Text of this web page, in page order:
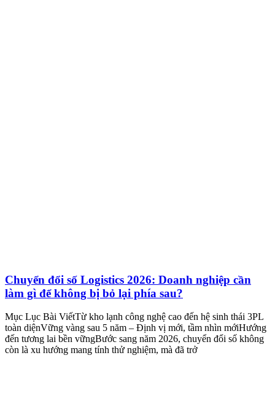
Chuyển đổi số Logistics 2026: Doanh nghiệp cần
làm gì để không bị bỏ lại phía sau?
Mục Lục Bài ViếtTừ kho lạnh công nghệ cao đến hệ sinh thái 3PL
toàn diệnVững vàng sau 5 năm – Định vị mới, tầm nhìn mớiHướng
đến tương lai bền vữngBước sang năm 2026, chuyển đổi số không
còn là xu hướng mang tính thử nghiệm, mà đã trở